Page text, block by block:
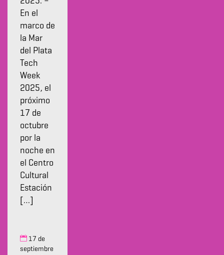
En el
marco de
la Mar
del Plata
Tech
Week
2025, el
próximo
17 de
octubre
por la
noche en
el Centro
Cultural
Estación
[…]
17 de
septiembre